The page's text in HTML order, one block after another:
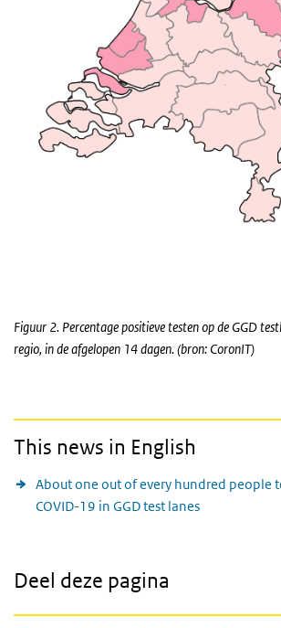
Figuur 2. Percentage positieve testen op de GGD
regio, in de afgelopen 14 dagen. (bron: CoronIT)
This news in English
About one out of every hundred people
COVID-19 in GGD test lanes
Deel deze pagina